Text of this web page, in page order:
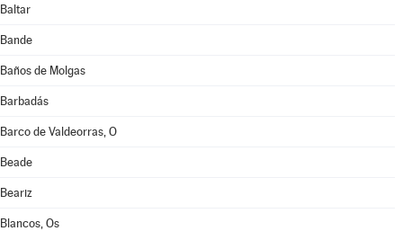
Baltar
Bande
Baños de Molgas
Barbadás
Barco de Valdeorras, O
Beade
Beariz
Blancos, Os